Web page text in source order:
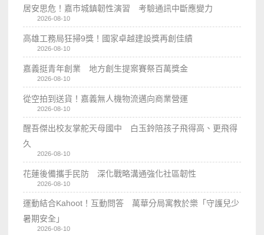
居安思危！嘉市城鎮韌性演習 考驗通訊中斷應變力
2026-08-10
高雄工務局狂掃9獎！國家卓越建設獎再創佳績
2026-08-10
嘉義挺青年創業 地方創生提案賽祭百萬獎金
2026-08-10
從空拍到送貨！嘉義無人機物流邁向商業營運
2026-08-10
醒吾傑出校友掌舵天母國中 白玉鈴陪孩子飛得高、更飛得
久
2026-08-10
花蓮後備攜手民防 深化戰略溝通強化社區韌性
2026-08-10
運動結合Kahoot！互動問答 萬華分局寓教於樂「守護兒少
暑期安全」
2026-08-10